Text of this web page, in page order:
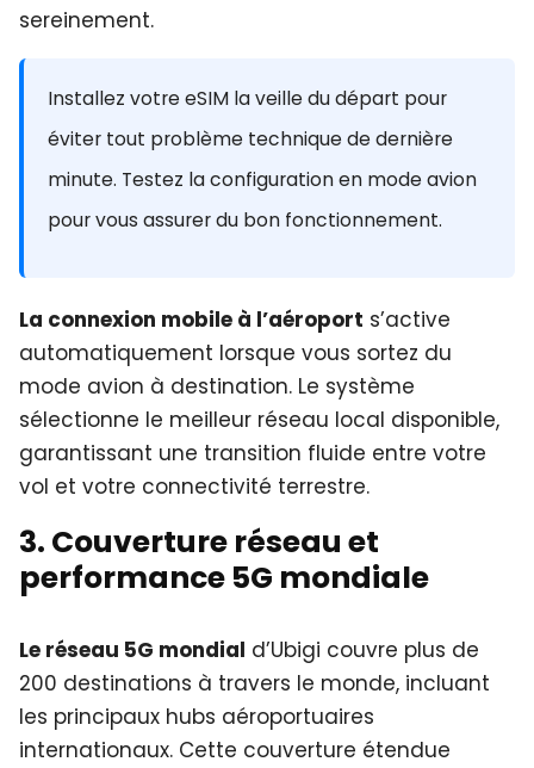
sereinement.
Installez votre eSIM la veille du départ pour
éviter tout problème technique de dernière
minute. Testez la configuration en mode avion
pour vous assurer du bon fonctionnement.
La connexion mobile à l’aéroport s’active
automatiquement lorsque vous sortez du
mode avion à destination. Le système
sélectionne le meilleur réseau local disponible,
garantissant une transition fluide entre votre
vol et votre connectivité terrestre.
3. Couverture réseau et
performance 5G mondiale
Le réseau 5G mondial d’Ubigi couvre plus de
200 destinations à travers le monde, incluant
les principaux hubs aéroportuaires
internationaux. Cette couverture étendue